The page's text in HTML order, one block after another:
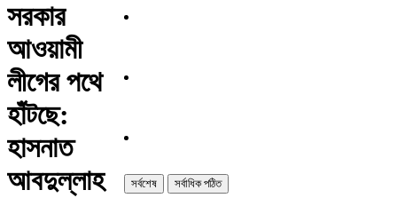
সরকার
আওয়ামী
লীগের পথে
হাঁটছে:
হাসনাত
আবদুল্লাহ
সর্বশেষ সর্বাধিক পঠিত